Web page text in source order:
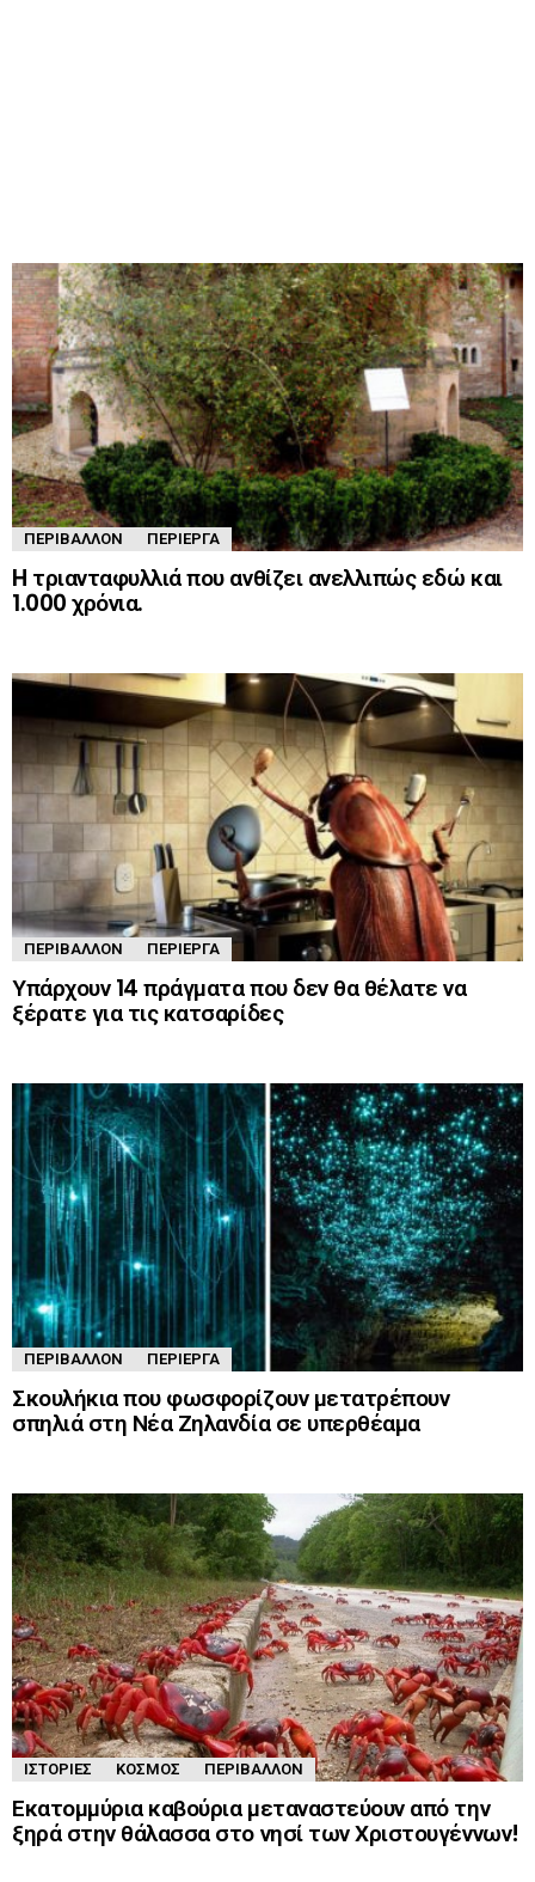
ΠΕΡΙΒΆΛΛΟΝ ΠΕΡΊΕΡΓΑ
H τριανταφυλλιά που ανθίζει ανελλιπώς εδώ και
1.000 χρόνια.
ΠΕΡΙΒΆΛΛΟΝ ΠΕΡΊΕΡΓΑ
Υπάρχουν 14 πράγματα που δεν θα θέλατε να
ξέρατε για τις κατσαρίδες
ΠΕΡΙΒΆΛΛΟΝ ΠΕΡΊΕΡΓΑ
Σκουλήκια που φωσφορίζουν μετατρέπουν
σπηλιά στη Νέα Ζηλανδία σε υπερθέαμα
ΙΣΤΟΡΊΕΣ ΚΌΣΜΟΣ ΠΕΡΙΒΆΛΛΟΝ
Εκατομμύρια καβούρια μεταναστεύουν από την
ξηρά στην θάλασσα στο νησί των Χριστουγέννων!